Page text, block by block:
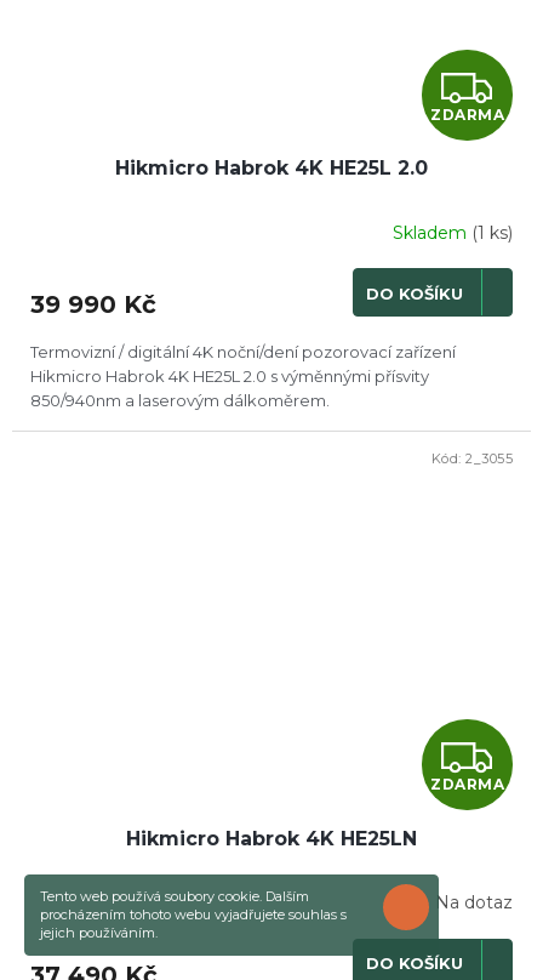
Tento web používá soubory cookie. Dalším
procházením tohoto webu vyjadřujete souhlas s
jejich používáním.
ROZUMÍM
Z
D
R
M
ZDARMA
Hikmicro Habrok 4K HE25L 2.0
Skladem (1 ks)
39 990 Kč DO KOŠÍKU
Termovizní / digitální 4K noční/dení pozorovací zařízení
Hikmicro Habrok 4K HE25L 2.0 s výměnnými přísvity
850/940nm a laserovým dálkoměrem.
Z
D
R
M
ZDARMA
Hikmicro Habrok 4K HE25LN
Na dotaz
DO KOŠÍKU
Kód: 2_3055